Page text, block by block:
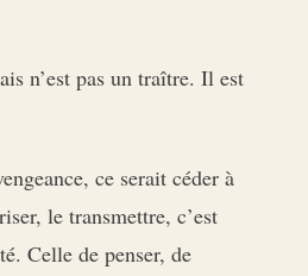
n’est pas un traître. Il est
ce serait céder à
le transmettre, c’est
Celle de penser, de